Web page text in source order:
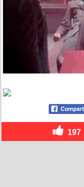
197